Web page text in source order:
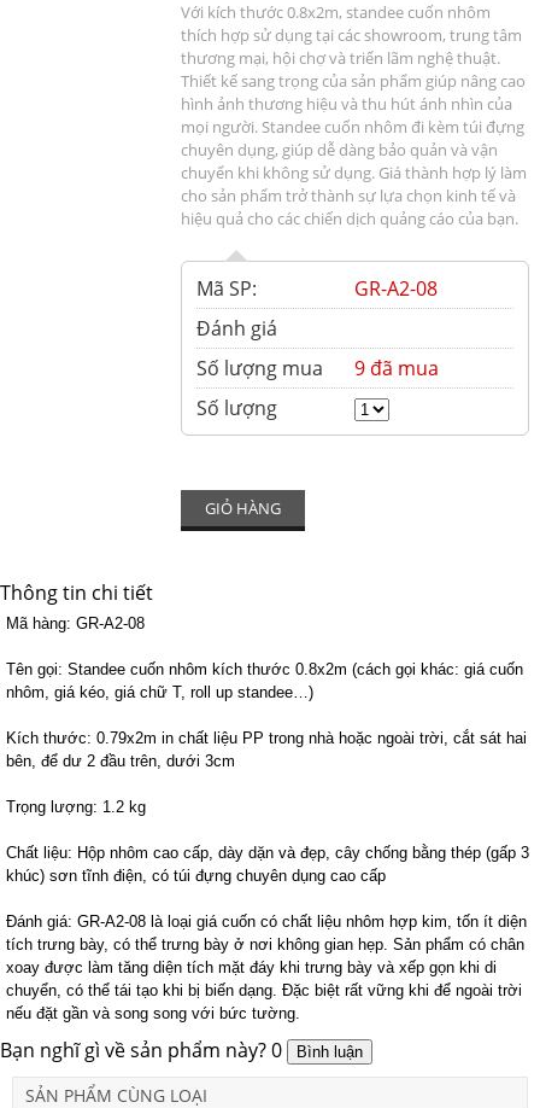
Với kích thước 0.8x2m, standee cuốn nhôm
thích hợp sử dụng tại các showroom, trung tâm
thương mại, hội chợ và triển lãm nghệ thuật.
Thiết kế sang trọng của sản phẩm giúp nâng cao
hình ảnh thương hiệu và thu hút ánh nhìn của
mọi người. Standee cuốn nhôm đi kèm túi đựng
chuyên dụng, giúp dễ dàng bảo quản và vận
chuyển khi không sử dụng. Giá thành hợp lý làm
cho sản phẩm trở thành sự lựa chọn kinh tế và
hiệu quả cho các chiến dịch quảng cáo của bạn.
Mã SP:
GR-A2-08
Đánh giá
Số lượng mua
9 đã mua
Số lượng
GIỎ HÀNG
Thông tin chi tiết
Mã hàng: GR-A2-08
Tên gọi: Standee cuốn nhôm kích thước 0.8x2m (cách gọi khác: giá cuốn
nhôm, giá kéo, giá chữ T, roll up standee…)
Kích thước: 0.79x2m in chất liệu PP trong nhà hoặc ngoài trời, cắt sát hai
bên, để dư 2 đầu trên, dưới 3cm
Trọng lượng: 1.2 kg
Chất liệu: Hộp nhôm cao cấp, dày dặn và đẹp, cây chống bằng thép (gấp 3
khúc) sơn tĩnh điện, có túi đựng chuyên dụng cao cấp
Đánh giá: GR-A2-08 là loại giá cuốn có chất liệu nhôm hợp kim, tốn ít diện
tích trưng bày, có thể trưng bày ở nơi không gian hẹp. Sản phẩm có chân
xoay được làm tăng diện tích mặt đáy khi trưng bày và xếp gọn khi di
chuyển, có thể tái tạo khi bị biến dạng. Đặc biệt rất vững khi để ngoài trời
nếu đặt gần và song song với bức tường.
Bạn nghĩ gì về sản phẩm này?0
SẢN PHẨM CÙNG LOẠI